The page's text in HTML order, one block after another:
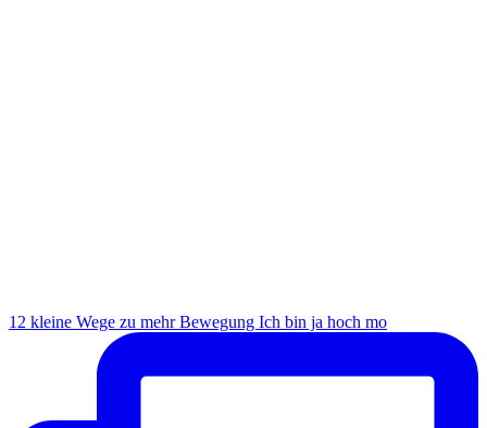
12 kleine Wege zu mehr Bewegung Ich bin ja hoch mo